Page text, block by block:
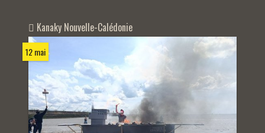
Kanaky Nouvelle-Calédonie
12 mai